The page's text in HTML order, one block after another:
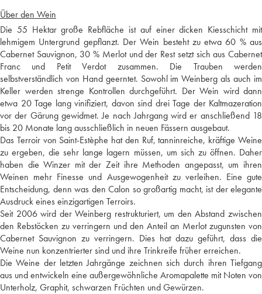
Über den Wein
Die 55 Hektar große Rebfläche ist auf einer dicken Kiesschicht mit
lehmigem Untergrund gepflanzt. Der Wein besteht zu etwa 60 % aus
Cabernet Sauvignon, 30 % Merlot und der Rest setzt sich aus Cabernet
Franc und Petit Verdot zusammen. Die Trauben werden
selbstverständlich von Hand geerntet. Sowohl im Weinberg als auch im
Keller werden strenge Kontrollen durchgeführt. Der Wein wird dann
etwa 20 Tage lang vinifiziert, davon sind drei Tage der Kaltmazeration
vor der Gärung gewidmet. Je nach Jahrgang wird er anschließend 18
bis 20 Monate lang ausschließlich in neuen Fässern ausgebaut.
Das Terroir von Saint-Estèphe hat den Ruf, tanninreiche, kräftige Weine
zu ergeben, die sehr lange lagern müssen, um sich zu öffnen. Daher
haben die Winzer mit der Zeit ihre Methoden angepasst, um ihren
Weinen mehr Finesse und Ausgewogenheit zu verleihen. Eine gute
Entscheidung, denn was den Calon so großartig macht, ist der elegante
Ausdruck eines einzigartigen Terroirs.
Seit 2006 wird der Weinberg restrukturiert, um den Abstand zwischen
den Rebstöcken zu verringern und den Anteil an Merlot zugunsten von
Cabernet Sauvignon zu verringern. Dies hat dazu geführt, dass die
Weine nun konzentrierter sind und ihre Trinkreife früher erreichen.
Die Weine der letzten Jahrgänge zeichnen sich durch ihren Tiefgang
aus und entwickeln eine außergewöhnliche Aromapalette mit Noten von
Unterholz, Graphit, schwarzen Früchten und Gewürzen.